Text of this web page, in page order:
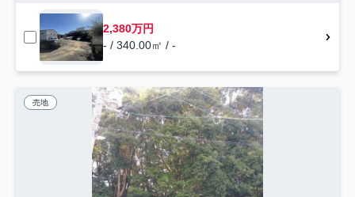
2,380万円
- / 340.00㎡ / -
売地